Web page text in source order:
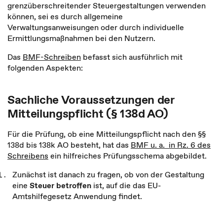
grenzüberschreitender Steuergestaltungen verwenden
können, sei es durch allgemeine
Verwaltungsanweisungen oder durch individuelle
Ermittlungsmaßnahmen bei den Nutzern.
Das BMF-Schreiben befasst sich ausführlich mit
folgenden Aspekten:
Sachliche Voraussetzungen der
Mitteilungspflicht (§ 138d AO)
Für die Prüfung, ob eine Mitteilungspflicht nach den §§
138d bis 138k AO besteht, hat das BMF u. a. in Rz. 6 des
Schreibens ein hilfreiches Prüfungsschema abgebildet.
Zunächst ist danach zu fragen, ob von der Gestaltung
eine Steuer betroffen ist, auf die das EU-
Amtshilfegesetz Anwendung findet.